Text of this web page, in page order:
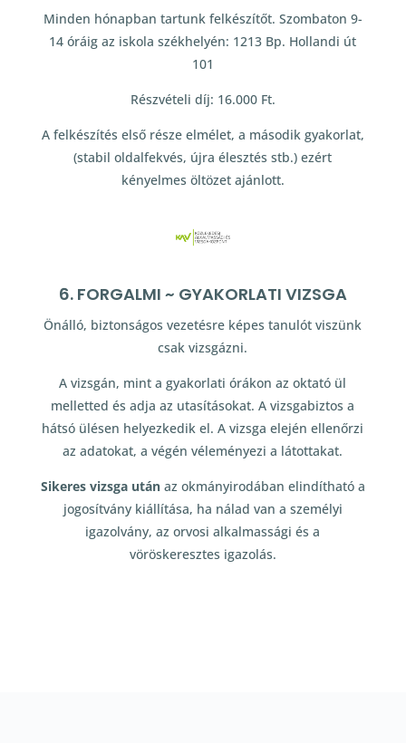
Minden hónapban tartunk felkészítőt. Szombaton 9-
14 óráig az iskola székhelyén: 1213 Bp. Hollandi út
101
Részvételi díj: 16.000 Ft.
A felkészítés első része elmélet, a második gyakorlat,
(stabil oldalfekvés, újra élesztés stb.) ezért
kényelmes öltözet ajánlott.
6. FORGALMI ~ GYAKORLATI VIZSGA
Önálló, biztonságos vezetésre képes tanulót viszünk
csak vizsgázni.
A vizsgán, mint a gyakorlati órákon az oktató ül
melletted és adja az utasításokat. A vizsgabiztos a
hátsó ülésen helyezkedik el. A vizsga elején ellenőrzi
az adatokat, a végén véleményezi a látottakat.
Sikeres vizsga utánaz okmányirodában elindítható a
jogosítvány kiállítása, ha nálad van a személyi
igazolvány, az orvosi alkalmassági és a
vöröskeresztes igazolás.